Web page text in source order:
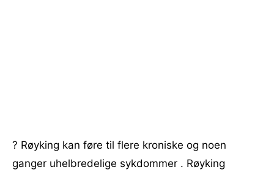
? Røyking kan føre til flere kroniske og noen
ganger uhelbredelige sykdommer . Røyking